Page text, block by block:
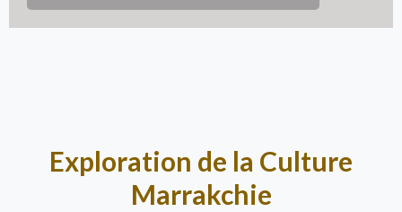
Exploration de la Culture
Marrakchie